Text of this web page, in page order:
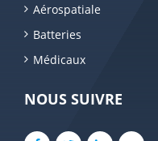
Aérospatiale
Batteries
Médicaux
NOUS SUIVRE